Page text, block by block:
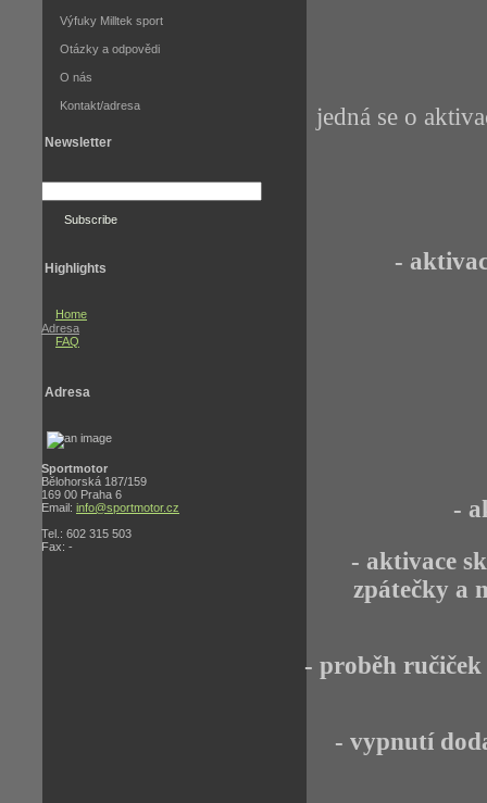
Výfuky Milltek sport
Otázky a odpovědi
O nás
Kontakt/adresa
Newsletter
Highlights
Home
Adresa
FAQ
Adresa
Sportmotor
Bělohorská 187/159
169 00 Praha 6
Email: info@sportmotor.cz
Tel.: 602 315 503
Fax: -
jedná se o
-
-
- aktivace
zpátečky a
- proběh
- vypnutí